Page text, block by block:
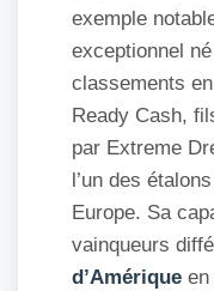
exemple
exceptionnel
classements
Ready Cash,
par Extreme
l’un des
Europe. Sa
vainqueurs
d’Amérique en